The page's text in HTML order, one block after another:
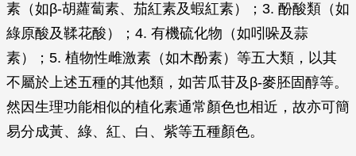
素（如β-胡蘿蔔素、茄紅素及蝦紅素）；3. 酚酸類（如
綠原酸及鞣花酸）；4. 有機硫化物（如吲哚及蒜
素）；5. 植物性雌激素（如木酚素）等五大類，以其
不屬於上述五種的其他類，如苦瓜苷及β-麥胚固醇等。
然因生理功能相似的植化素通常顏色也相近，故亦可簡
易分成黃、綠、紅、白、紫等五種顏色。